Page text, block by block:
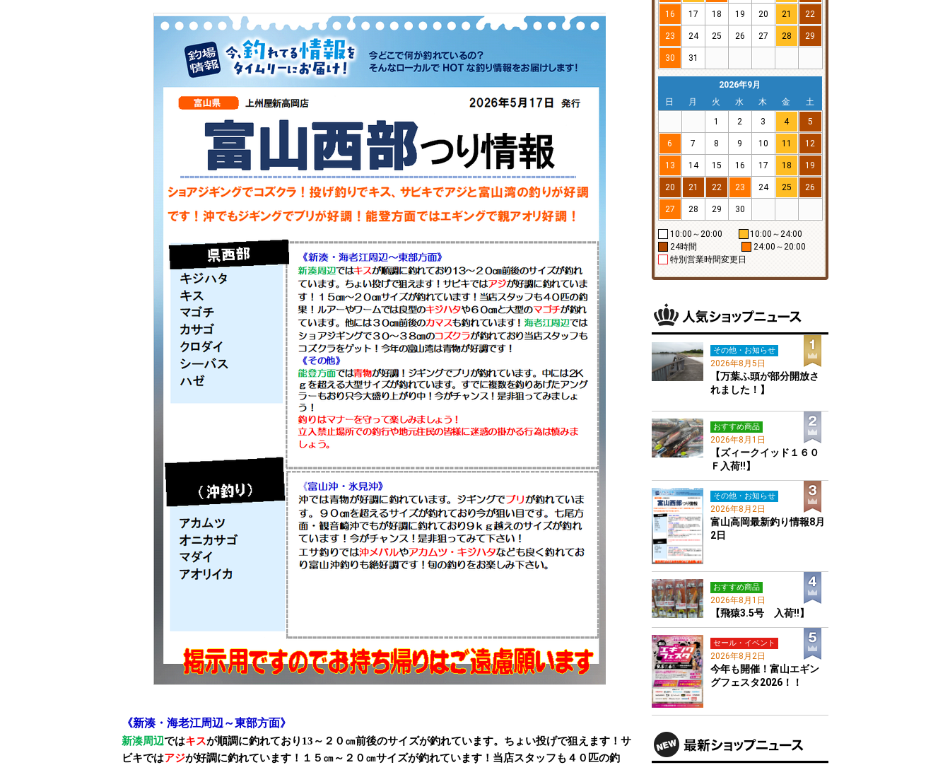
《新湊・海老江周辺～東部方面》
新湊周辺ではキスが順調に釣れており 13 ～２０㎝前後のサイズが釣れています。ちょい投げで狙えます！サ
ビキではアジが好調に釣れています！１５㎝～２０㎝サイズが釣れています！当店スタッフも４０匹の釣
16 17 18 19 20 21 22
23 24 25 26 27 28 29
30 31
2026年9月
日
月 火 水 木 金
土
1
2 3 4 5
6 7 8 9 10 11 12
13 14 15 16 17 18 19
20 21 22 23 24 25 26
27 28 29 30
10:00～20:00
10:00～24:00
24:00～20:00
24時間
特別営業時間変更日
その他・お知らせ
2026年8月5日
【万葉ふ頭が部分開放さ
れました！】
おすすめ商品
2026年8月1日
【ズィークイッド１６０
Ｆ入荷!!】
その他・お知らせ
2026年8月2日
富山高岡最新釣り情報8月
2日
おすすめ商品
2026年8月1日
【飛猿3.5号 入荷!!】
セール・イベント
2026年8月2日
今年も開催！富山エギン
グフェスタ2026！！